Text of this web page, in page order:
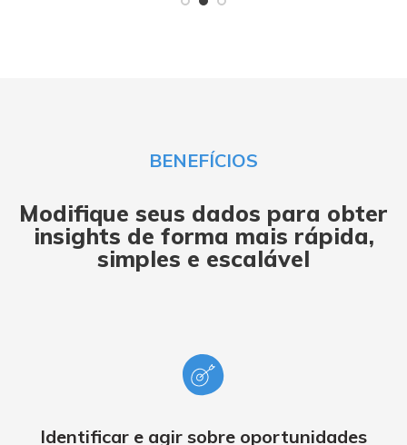
BENEFÍCIOS
Modifique seus dados para obter
insights de forma mais rápida,
simples e escalável
Identificar e agir sobre oportunidades